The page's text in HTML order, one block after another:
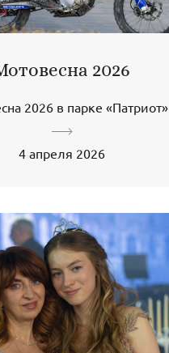
2026
2026 в парке «Патриот»
4 апреля 2026